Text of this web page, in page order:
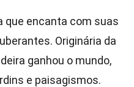
que encanta com suas
Originária da
ganhou o mundo,
e paisagismos.